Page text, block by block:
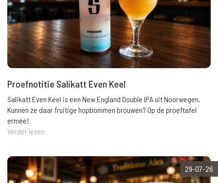
Proefnotitie Salikatt Even Keel
Salikatt Even Keel is een New England Double IPA uit Noorwegen.
Kunnen ze daar fruitige hopbommen brouwen? Op de proeftafel
ermee!
Verder lezen
29-07-26